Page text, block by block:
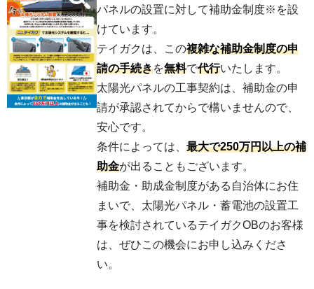
パネルの設置に対して補助金制度※を設
けています。
テイガクは、この複雑な補助金制度の申
請の手続きを無料で代行いたします。
太陽光パネルの工事契約は、補助金の申
請が承認されてからで構いませんので、
安心です。
条件によっては、最大で250万円以上の補
助金が出ることもございます。
補助金・助成金制度がある自治体にお住
まいで、太陽光パネル・蓄電池の設置工
事を検討されているテイガクOBのお客様
は、ぜひこの機会にお申し込みくださ
い。